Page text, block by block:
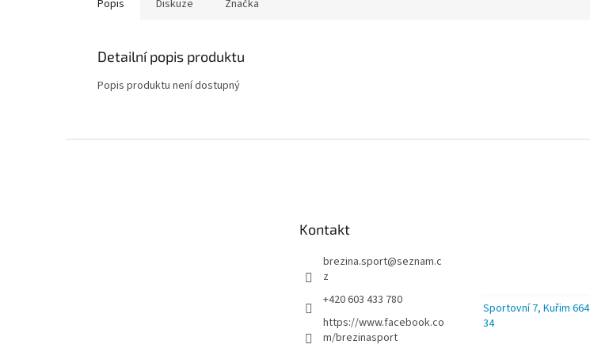
Popis Diskuze Značka
Detailní popis produktu
Popis produktu není dostupný
Kontakt
brezina.sport@seznam.c
z
+420 603 433 780
https://www.facebook.co
m/brezinasport
Sportovní 7, Kuřim 664
34